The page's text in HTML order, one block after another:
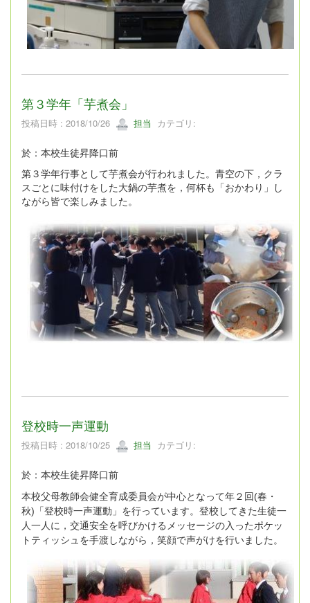
第３学年「芋煮会」
投稿日時 : 2018/10/26 担当 カテゴリ:
於：本校生徒昇降口前
第３学年行事として芋煮会が行われました。青空の下，クラ
スごとに味付けをした大鍋の芋煮を，何杯も「おかわり」し
ながら皆で楽しみました。
登校時一声運動
投稿日時 : 2018/10/25 担当 カテゴリ:
於：本校生徒昇降口前
本校父母教師会健全育成委員会が中心となって年２回(春・
秋)「登校時一声運動」を行っています。登校してきた生徒一
人一人に，交通安全を呼びかけるメッセージの入ったポケッ
トティッシュを手渡しながら，笑顔で声がけを行いました。